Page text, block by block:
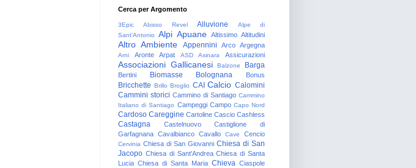
Cerca per Argomento
3Epic Abisso Revel Alluvione
Alpe di
Sant'Antonio
Alpi Apuane Altissimo Altitudini
Altro Ambiente Appennini Arco Argegna
Arni Aronte Arpat ASD Asinara Assicurazioni
Associazioni Gallicanesi Balzone Barga
Bertini Biomasse Bolognana Bonus
Bricchette Brillo Broglio CAI Calcio Calomini
Cammini storici Cammino di Santiago Cammino
Italiano di Santiago Campeggi Campo Capo Nord
Cardoso Careggine Cartoline Cascio Cashless
Castagna Castelnuovo
Castiglione di
Garfagnana Cavalbianco Cavallo Cave Cencio
Cervinia Chiesa di San Giovanni Chiesa di San
Jacopo Chiesa di Sant'Andrea Chiesa di Santa
Lucia Chiesa di Santa Maria Chieva Ciaspole